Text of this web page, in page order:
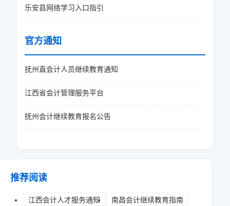
乐安县网络学习入口指引
官方通知
抚州直会计人员继续教育通知
江西省会计管理服务平台
抚州会计继续教育报名公告
推荐阅读
江西会计人才服务通知
南昌会计继续教育指南